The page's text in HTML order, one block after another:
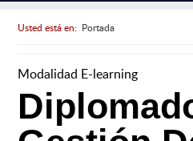
Usted está en: Portada
Modalidad E-learning